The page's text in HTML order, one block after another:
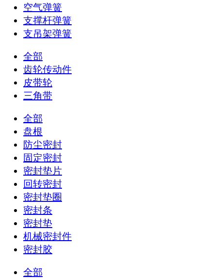
空气弹簧
支撑杆弹簧
支吊架弹簧
全部
齿轮传动件
皮带轮
三角带
全部
盘根
防尘密封
固定密封
密封垫片
回转密封
密封垫圈
密封条
密封垫
机械密封件
密封胶
全部